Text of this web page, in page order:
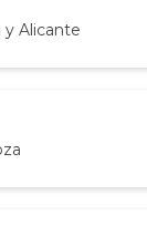
y Alicante